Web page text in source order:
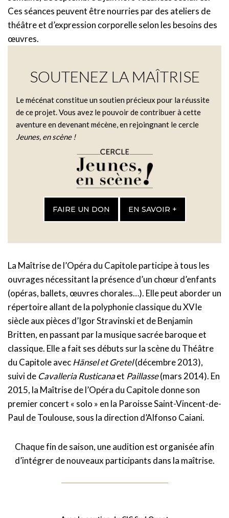
Ces séances peuvent être nourries par des ateliers de
théâtre et d’expression corporelle selon les besoins des
œuvres.
SOUTENEZ LA MAÎTRISE
Le mécénat constitue un soutien précieux pour la réussite
de ce projet. Vous avez le pouvoir de contribuer à cette
aventure en devenant mécène, en rejoingnant le cercle
Jeunes, en scène !
FAIRE UN DON EN SAVOIR +
La Maîtrise de l’Opéra du Capitole participe à tous les
ouvrages nécessitant la présence d’un chœur d’enfants
(opéras, ballets, œuvres chorales…). Elle peut aborder un
répertoire allant de la polyphonie classique du XVIe
siècle aux pièces d’Igor Stravinski et de Benjamin
Britten, en passant par la musique sacrée baroque et
classique. Elle a fait ses débuts sur la scène du Théâtre
du Capitole avecHänsel et Gretel(décembre 2013),
suivi de Cavalleria Rusticanaet Paillasse(mars 2014). En
2015, la Maîtrise de l’Opéra du Capitole donne son
premier concert « solo » en la Paroisse Saint-Vincent-de-
Paul de Toulouse, sous la direction d’Alfonso Caiani.
Chaque fin de saison, une audition est organisée afin
d’intégrer de nouveaux participants dans la maîtrise.